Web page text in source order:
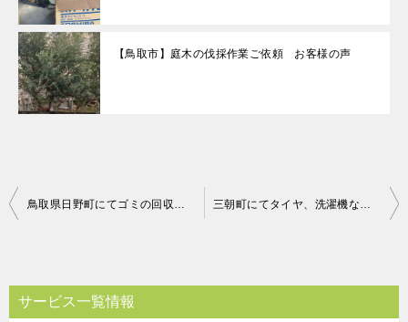
【鳥取市】庭木の伐採作業ご依頼 お客様の声
投
ビ
鳥取県日野町にてゴミの回収 お客様の声 三朝町にてタイヤ、洗濯機などの回収処分 お客様の声
サービス一覧情報